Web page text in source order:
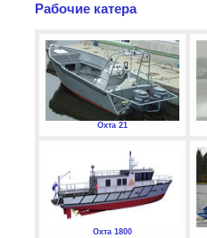
Рабочие катера
Охта 21
Охта 1800